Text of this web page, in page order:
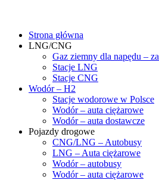
contentStrona główna
LNG/CNG
Gaz ziemny dla napędu –
Stacje LNG
Stacje CNG
Wodór – H2
Stacje wodorowe w Polsce
Wodór – auta ciężarowe
Wodór – auta dostawcze
Pojazdy drogowe
CNG/LNG – Autobusy
LNG – Auta ciężarowe
Wodór – autobusy
Wodór – auta ciężarowe